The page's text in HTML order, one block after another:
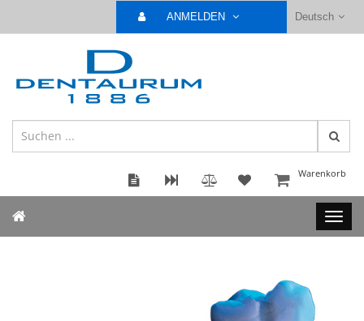
Deutsch
ANMELDEN
Warenkorb